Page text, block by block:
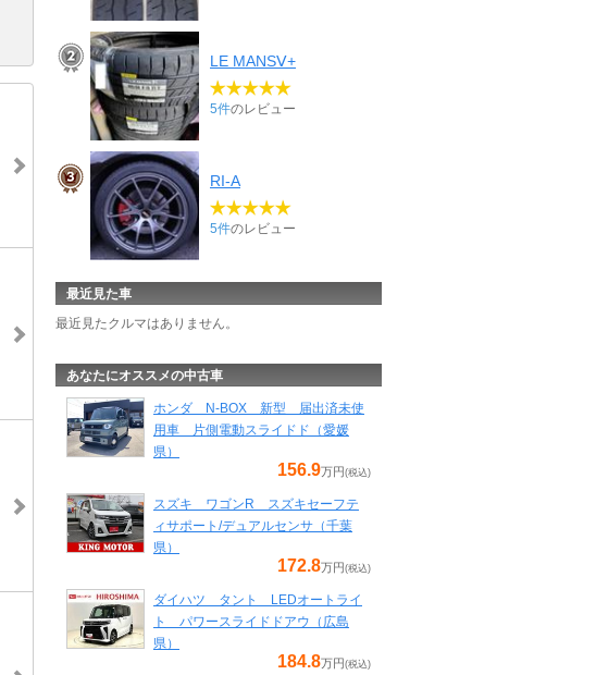
LE MANSⅤ+
5件のレビュー
RI-A
5件のレビュー
最近見た車
最近見たクルマはありません。
あなたにオススメの中古車
ホンダ N-BOX 新型 届出済未使
用車 片側電動スライドド（愛媛
県）
156.9万円(税込)
スズキ ワゴンR スズキセーフテ
ィサポート/デュアルセンサ（千葉
県）
172.8万円(税込)
ダイハツ タント LEDオートライ
ト パワースライドドアウ（広島
県）
184.8万円(税込)